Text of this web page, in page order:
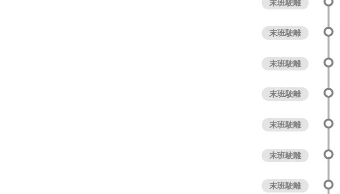
末班駛離
末班駛離
末班駛離
末班駛離
末班駛離
末班駛離
末班駛離